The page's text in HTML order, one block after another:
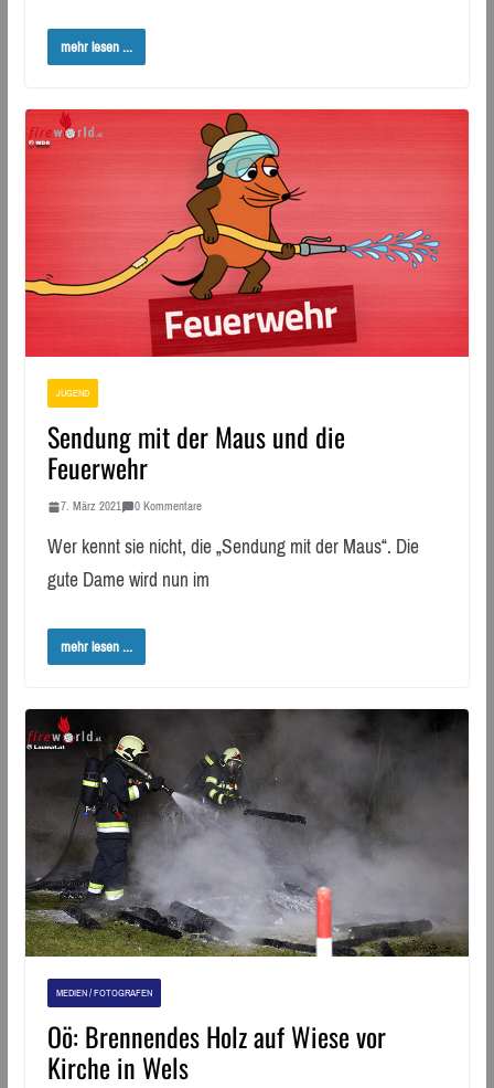
mehr lesen ...
JUGEND
Sendung mit der Maus und die
Feuerwehr
7. März 2021 0 Kommentare
Wer kennt sie nicht, die „Sendung mit der Maus“. Die
gute Dame wird nun im
mehr lesen ...
MEDIEN / FOTOGRAFEN
Oö: Brennendes Holz auf Wiese vor
Kirche in Wels